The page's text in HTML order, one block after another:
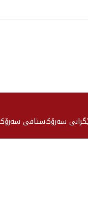
سه‌رۆکستافی